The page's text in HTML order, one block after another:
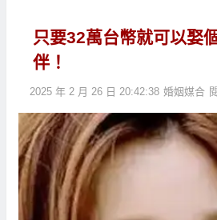
只要32萬台幣就可以娶
伴！
2025 年 2 月 26 日 20:42:38 婚姻媒合